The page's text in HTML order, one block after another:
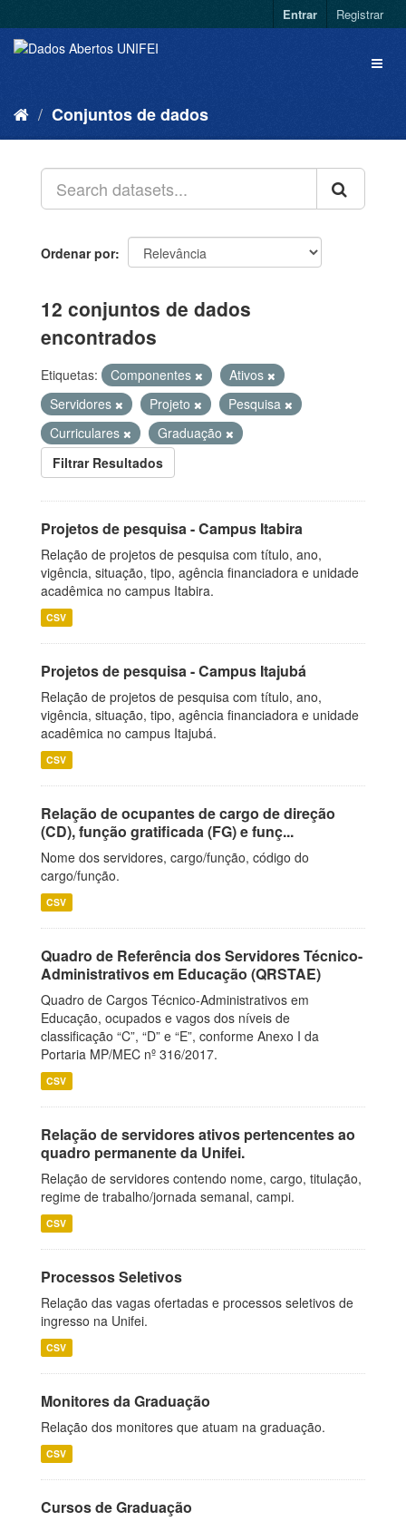
Entrar Registrar
Conjuntos de dados
Ordenar por
12 conjuntos de dados
encontrados
Etiquetas: Componentes
Ativos
Servidores
Projeto
Pesquisa
Curriculares
Graduação
Filtrar Resultados
Projetos de pesquisa - Campus Itabira
Relação de projetos de pesquisa com título, ano,
vigência, situação, tipo, agência financiadora e unidade
acadêmica no campus Itabira.
CSV
Projetos de pesquisa - Campus Itajubá
Relação de projetos de pesquisa com título, ano,
vigência, situação, tipo, agência financiadora e unidade
acadêmica no campus Itajubá.
CSV
Relação de ocupantes de cargo de direção
(CD), função gratificada (FG) e funç...
Nome dos servidores, cargo/função, código do
cargo/função.
CSV
Quadro de Referência dos Servidores Técnico-
Administrativos em Educação (QRSTAE)
Quadro de Cargos Técnico-Administrativos em
Educação, ocupados e vagos dos níveis de
classificação “C”, “D” e “E”, conforme Anexo I da
Portaria MP/MEC nº 316/2017.
CSV
Relação de servidores ativos pertencentes ao
quadro permanente da Unifei.
Relação de servidores contendo nome, cargo, titulação,
regime de trabalho/jornada semanal, campi.
CSV
Processos Seletivos
Relação das vagas ofertadas e processos seletivos de
ingresso na Unifei.
CSV
Monitores da Graduação
Relação dos monitores que atuam na graduação.
CSV
Cursos de Graduação